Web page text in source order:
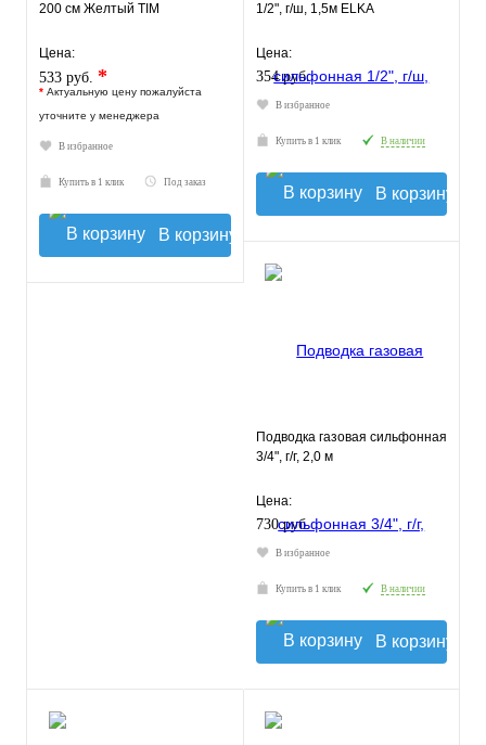
200 см Желтый TIM
Цена:
533 руб. *
* Актуальную цену пожалуйста
уточните у менеджера
В избранное
Купить в 1 клик Под заказ
В корзину
1/2", г/ш, 1,5м ELKA
Цена:
354 руб.
В избранное
Купить в 1 клик В наличии
В корзину
Подводка газовая сильфонная
3/4", г/г, 2,0 м
Цена:
730 руб.
В избранное
Купить в 1 клик В наличии
В корзину